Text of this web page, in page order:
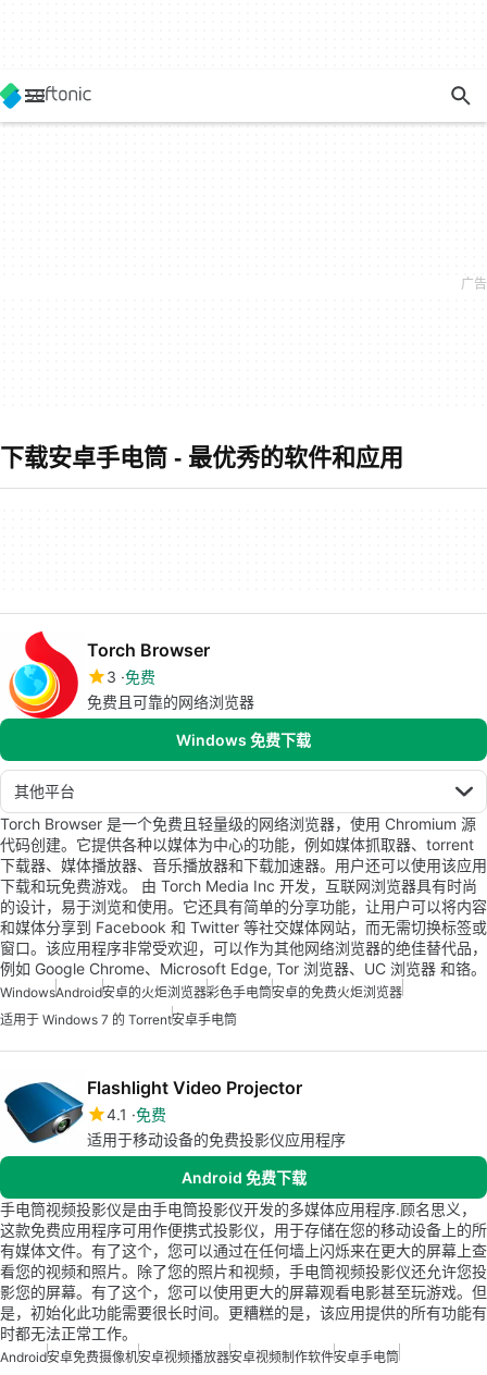
下载安卓手电筒 - 最优秀的软件和应用
Torch Browser
3 免费
免费且可靠的网络浏览器
Windows 免费下载
其他平台
Torch Browser 是一个免费且轻量级的网络浏览器，使用 Chromium 源
代码创建。它提供各种以媒体为中心的功能，例如媒体抓取器、torrent
下载器、媒体播放器、音乐播放器和下载加速器。用户还可以使用该应用
下载和玩免费游戏。 由 Torch Media Inc 开发，互联网浏览器具有时尚
的设计，易于浏览和使用。它还具有简单的分享功能，让用户可以将内容
和媒体分享到 Facebook 和 Twitter 等社交媒体网站，而无需切换标签或
窗口。该应用程序非常受欢迎，可以作为其他网络浏览器的绝佳替代品，
例如 Google Chrome、Microsoft Edge, Tor 浏览器、UC 浏览器 和铬。
WindowsAndroid安卓的火炬浏览器彩色手电筒安卓的免费火炬浏览器
适用于 Windows 7 的 Torrent安卓手电筒
Flashlight Video Projector
4.1 免费
适用于移动设备的免费投影仪应用程序
Android 免费下载
手电筒视频投影仪是由手电筒投影仪开发的多媒体应用程序.顾名思义，
这款免费应用程序可用作便携式投影仪，用于存储在您的移动设备上的所
有媒体文件。有了这个，您可以通过在任何墙上闪烁来在更大的屏幕上查
看您的视频和照片。除了您的照片和视频，手电筒视频投影仪还允许您投
影您的屏幕。有了这个，您可以使用更大的屏幕观看电影甚至玩游戏。但
是，初始化此功能需要很长时间。更糟糕的是，该应用提供的所有功能有
时都无法正常工作。
Android安卓免费摄像机安卓视频播放器安卓视频制作软件安卓手电筒